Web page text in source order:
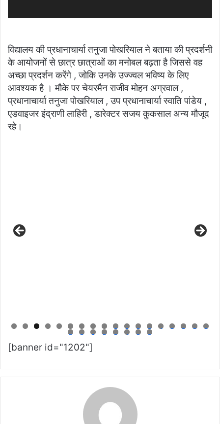
विद्यालय की प्रधानाचार्या तनुजा पोखरियाल ने बताया की प्रदर्शनी
के आयोजनों से छात्र छात्राओं का मनोबल बढ़ता है जिससे वह
अच्छा प्रदर्शन करेंगे , जोकि उनके उज्ज्वल भविष्य के लिए
आवश्यक है । मौके पर चेयरमैन राजीव मोहन अग्रवाल ,
प्रधानाचार्या तनुजा पोखरियाल , उप प्रधानाचार्या स्वाति पांडेय ,
एडवाइजर इंद्राणी लाहिरी , डारेक्टर सजय कुकसाल अन्य मौजूद
रहे।
0 1 2 3 4 5 6 7 8
9 0 1 2 3 4 5 6
[banner id="1202"]